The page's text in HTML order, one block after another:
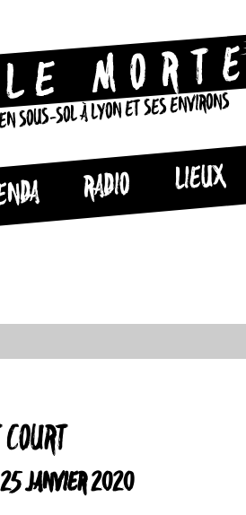
SOUS-SOL À LYON ET SES ENVIRONS
RADIO LIEUX
25 JANVIER 2020